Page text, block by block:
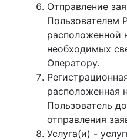
Отправление
Пользователем
расположенной
необходимых
Оператору.
расположенная
Пользователь
отправления
Услуга(и) -